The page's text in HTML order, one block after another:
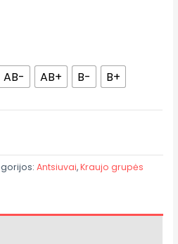
AB- AB+ B- B+
Antsiuvai,Kraujo grupės